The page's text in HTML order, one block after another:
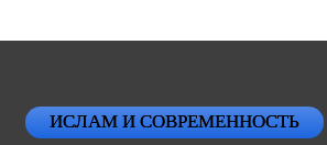
ИСЛАМ И СОВРЕМЕННОСТЬ